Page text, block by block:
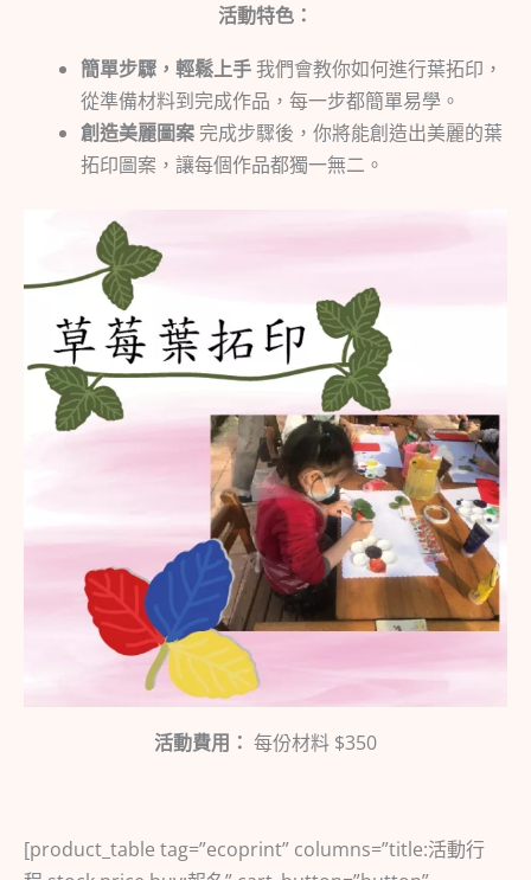
活動特色：
簡單步驟，輕鬆上手我們會教你如何進行葉拓印，
從準備材料到完成作品，每一步都簡單易學。
創造美麗圖案 完成步驟後，你將能創造出美麗的葉
拓印圖案，讓每個作品都獨一無二。
活動費用： 每份材料 $350
[product_table tag=”ecoprint” columns=”title:活動行